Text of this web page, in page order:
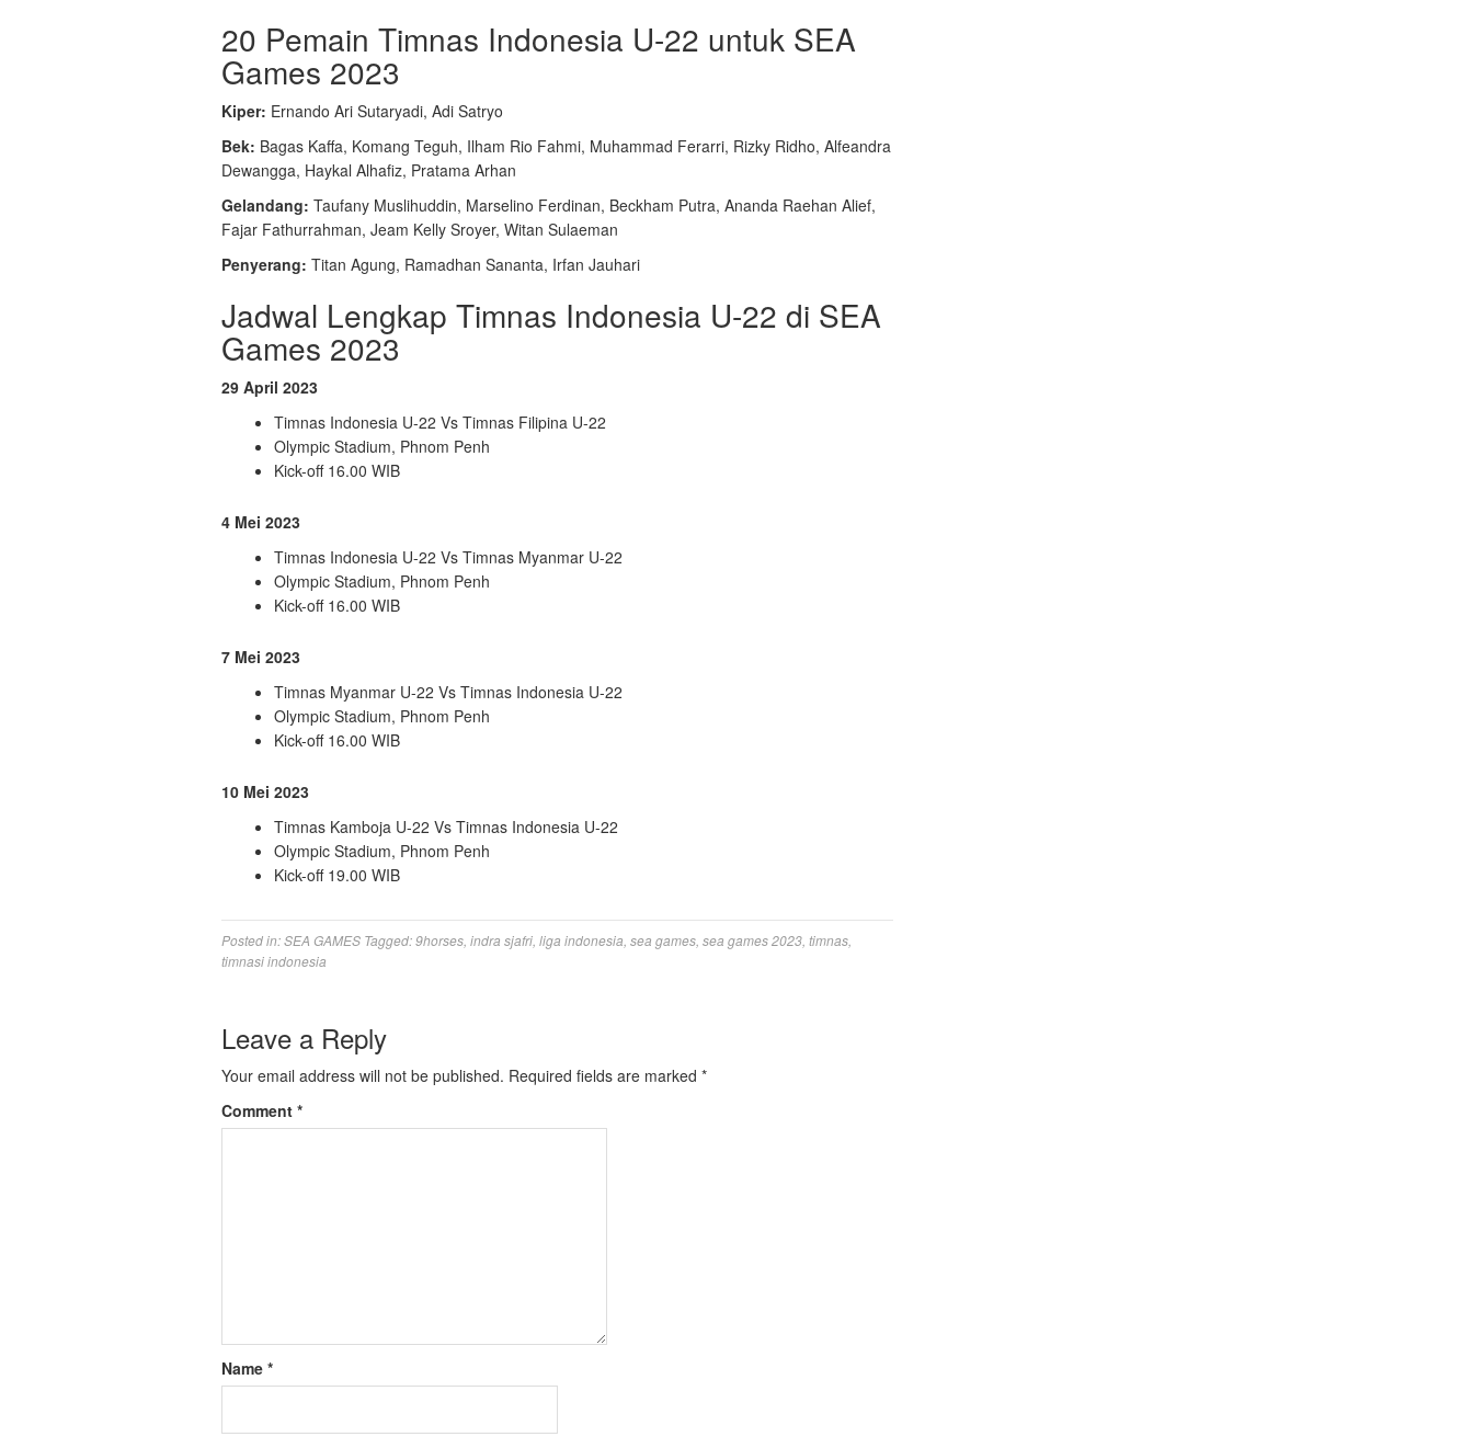
20 Pemain Timnas Indonesia U-22 untuk SEA
Games 2023
Kiper: Ernando Ari Sutaryadi, Adi Satryo
Bek: Bagas Kaffa, Komang Teguh, Ilham Rio Fahmi, Muhammad Ferarri, Rizky Ridho, Alfeandra
Dewangga, Haykal Alhafiz, Pratama Arhan
Gelandang: Taufany Muslihuddin, Marselino Ferdinan, Beckham Putra, Ananda Raehan Alief,
Fajar Fathurrahman, Jeam Kelly Sroyer, Witan Sulaeman
Penyerang: Titan Agung, Ramadhan Sananta, Irfan Jauhari
Jadwal Lengkap Timnas Indonesia U-22 di SEA
Games 2023
29 April 2023
Timnas Indonesia U-22 Vs Timnas Filipina U-22
Olympic Stadium, Phnom Penh
Kick-off 16.00 WIB
4 Mei 2023
Timnas Indonesia U-22 Vs Timnas Myanmar U-22
Olympic Stadium, Phnom Penh
Kick-off 16.00 WIB
7 Mei 2023
Timnas Myanmar U-22 Vs Timnas Indonesia U-22
Olympic Stadium, Phnom Penh
Kick-off 16.00 WIB
10 Mei 2023
Timnas Kamboja U-22 Vs Timnas Indonesia U-22
Olympic Stadium, Phnom Penh
Kick-off 19.00 WIB
Posted in:SEA GAMES Tagged:9horses indra sjafri liga indonesia sea games sea games 2023 timnas
timnasi indonesia
Leave a Reply
Your email address will not be published. Required fields are marked *
Comment *
Name *